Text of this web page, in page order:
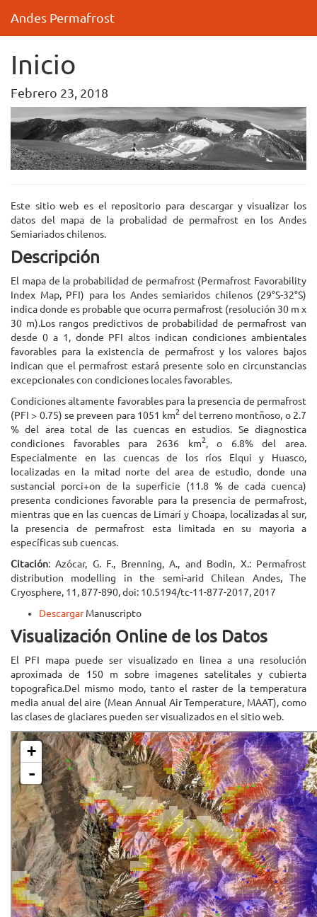
Andes Permafrost
Inicio
Febrero 23, 2018
Este sitio web es el repositorio para descargar y visualizar los
datos del mapa de la probalidad de permafrost en los Andes
Semiariados chilenos.
Descripción
El mapa de la probabilidad de permafrost (Permafrost Favorability
Index Map, PFI) para los Andes semiaridos chilenos (29°S-32°S)
indica donde es probable que ocurra permafrost (resolución 30 m x
30 m).Los rangos predictivos de probabilidad de permafrost van
desde 0 a 1, donde PFI altos indican condiciones ambientales
favorables para la existencia de permafrost y los valores bajos
indican que el permafrost estará presente solo en circunstancias
excepcionales con condiciones locales favorables.
Condiciones altamente favorables para la presencia de permafrost
(PFI > 0.75) se preveen para 1051 km2 del terreno montñoso, o 2.7
% del area total de las cuencas en estudios. Se diagnostica
condiciones favorables para 2636 km2, o 6.8% del area.
Especialmente en las cuencas de los ríos Elqui y Huasco,
localizadas en la mitad norte del area de estudio, donde una
sustancial porci+on de la superficie (11.8 % de cada cuenca)
presenta condiciones favorable para la presencia de permafrost,
mientras que en las cuencas de Limarí y Choapa, localizadas al sur,
la presencia de permafrost esta limitada en su mayoria a
específicas sub cuencas.
Citación: Azócar, G. F., Brenning, A., and Bodin, X.: Permafrost
distribution modelling in the semi-arid Chilean Andes, The
Cryosphere, 11, 877-890, doi: 10.5194/tc-11-877-2017, 2017
DescargarManuscripto
Visualización Online de los Datos
El PFI mapa puede ser visualizado en linea a una resolución
aproximada de 150 m sobre imagenes satelitales y cubierta
topografica.Del mismo modo, tanto el raster de la temperatura
media anual del aire (Mean Annual Air Temperature, MAAT), como
las clases de glaciares pueden ser visualizados en el sitio web.